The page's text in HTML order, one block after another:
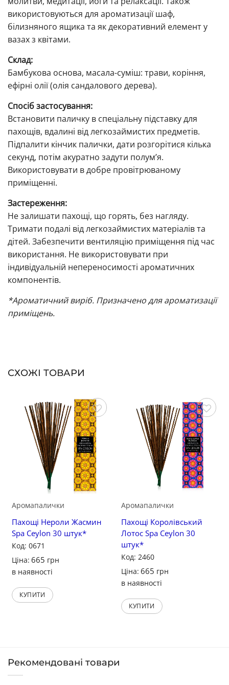
використовуються для ароматизації шаф,
білизняного ящика та як декоративний елемент у
вазах з квітами.
Склад:
Бамбукова основа, масала-суміш: трави, коріння,
ефірні олії (олія сандалового дерева).
Спосіб застосування:
Встановити паличку в спеціальну підставку для
пахощів, вдалині від легкозаймистих предметів.
Підпалити кінчик палички, дати розгорітися кілька
секунд, потім акуратно задути полум’я.
Використовувати в добре провітрюваному
приміщенні.
Застереження:
Не залишати пахощі, що горять, без нагляду.
Тримати подалі від легкозаймистих матеріалів та
дітей. Забезпечити вентиляцію приміщення під час
використання. Не використовувати при
індивідуальній непереносимості ароматичних
компонентів.
*Ароматичний виріб. Призначено для ароматизації
приміщень.
СХОЖІ ТОВАРИ
Зберегти
Аромапалички
Пахощі Нероли Жасмин
Spa Ceylon 30 штук*
Код: 0671
Ціна: 665 грн
в наявності
КУПИТИ
Зберегти
Аромапалички
Пахощі Королівський
Лотос Spa Ceylon 30
штук*
Код: 2460
Ціна: 665 грн
в наявності
КУПИТИ
Рекомендовані товари